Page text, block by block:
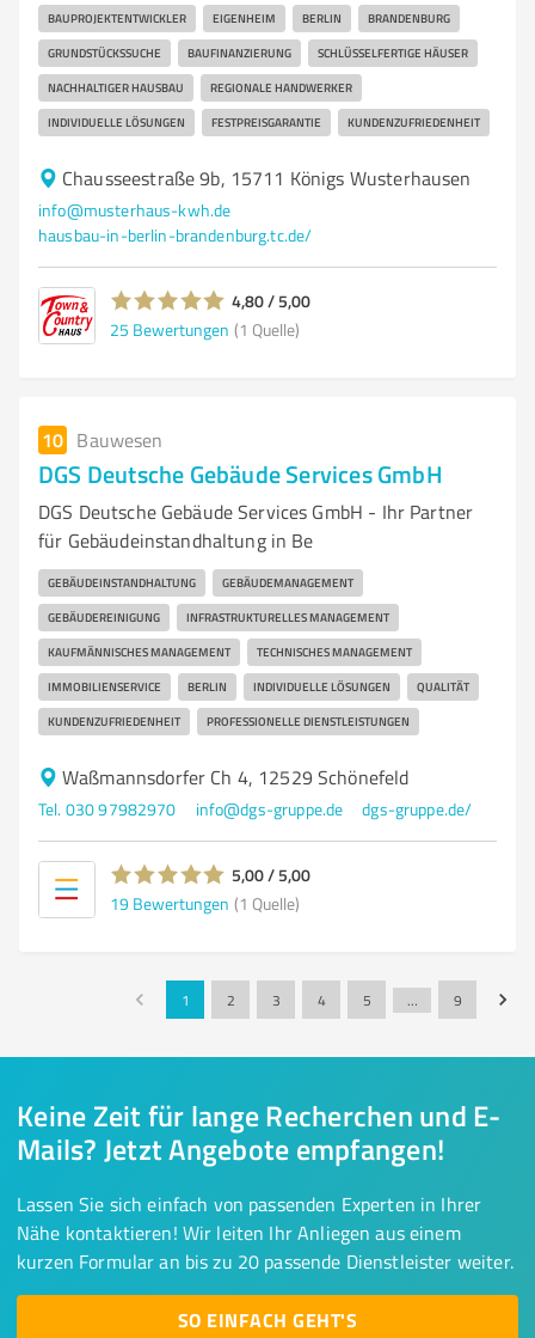
BAUPROJEKTENTWICKLER EIGENHEIM BERLIN BRANDENBURG
GRUNDSTÜCKSSUCHE BAUFINANZIERUNG SCHLÜSSELFERTIGE HÄUSER
NACHHALTIGER HAUSBAU REGIONALE HANDWERKER
INDIVIDUELLE LÖSUNGEN FESTPREISGARANTIE KUNDENZUFRIEDENHEIT
Chausseestraße 9b, 15711 Königs Wusterhausen
info@musterhaus-kwh.de
hausbau-in-berlin-brandenburg.tc.de/
4,80 / 5,00
25 Bewertungen (1 Quelle)
10 Bauwesen
DGS Deutsche Gebäude Services GmbH
DGS Deutsche Gebäude Services GmbH - Ihr Partner
für Gebäudeinstandhaltung in Be
GEBÄUDEINSTANDHALTUNG GEBÄUDEMANAGEMENT
GEBÄUDEREINIGUNG INFRASTRUKTURELLES MANAGEMENT
KAUFMÄNNISCHES MANAGEMENT TECHNISCHES MANAGEMENT
IMMOBILIENSERVICE BERLIN INDIVIDUELLE LÖSUNGEN QUALITÄT
KUNDENZUFRIEDENHEIT PROFESSIONELLE DIENSTLEISTUNGEN
Waßmannsdorfer Ch 4, 12529 Schönefeld
Tel. 030 97982970 info@dgs-gruppe.de dgs-gruppe.de/
5,00 / 5,00
19 Bewertungen (1 Quelle)
1 2 3 4 5 … 9
Keine Zeit für lange Recherchen und E-
Mails? Jetzt Angebote empfangen!
Lassen Sie sich einfach von passenden Experten in Ihrer
Nähe kontaktieren! Wir leiten Ihr Anliegen aus einem
kurzen Formular an bis zu 20 passende Dienstleister weiter.
SO EINFACH GEHT'S